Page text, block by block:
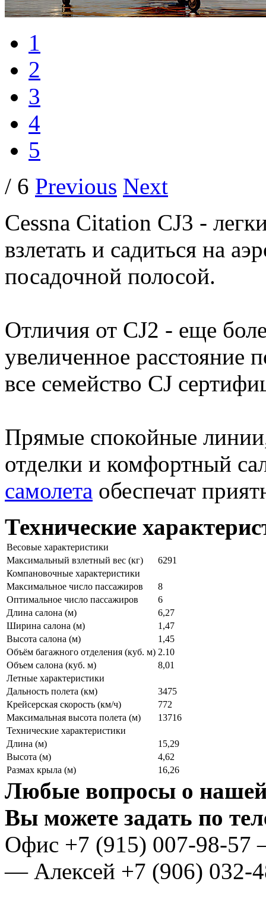
1
2
3
4
5
/ 6 Previous Next
Cessna Citation CJ3 -
взлетать и садиться на
посадочной полосой.
Отличия от CJ2 - еще
увеличенное расстояние
все семейство CJ
Прямые спокойные
отделки и комфортный
самолета обеспечат
Технические
Весовые характеристики
Максимальный взлетный вес (кг)
6291
Компановочные характеристики
Максимальное число пассажиров
8
Оптимальное число пассажиров
6
Длина салона (м)
6,27
Ширина салона (м)
1,47
Высота салона (м)
1,45
Объём багажного отделения (куб. м) 2.10
Объем салона (куб. м)
8,01
Летные характеристики
Дальность полета (км)
3475
Крейсерская скорость (км/ч)
772
Максимальная высота полета (м)
13716
Технические характеристики
Длина (м)
15,29
Высота (м)
4,62
Размах крыла (м)
16,26
Любые вопросы о нашей
Вы можете задать по
Oфис +7 (915) 007-98-
— Алексей +7 (906) 032-